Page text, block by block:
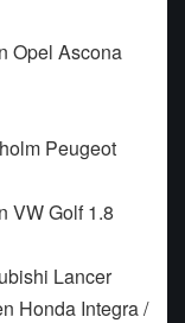
Opel Ascona
Peugeot
VW Golf 1.8
Lancer
Honda Integra /